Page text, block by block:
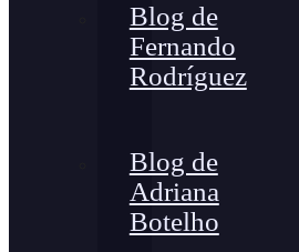
Blog de
Fernando
Rodríguez
Blog de
Adriana
Botelho